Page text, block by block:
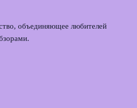
объединяющее любителей